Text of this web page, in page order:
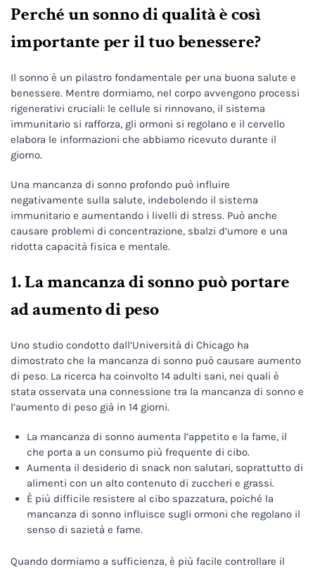
Perché un sonno di qualità è così
importante per il tuo benessere?
Il sonno è un pilastro fondamentale per una buona salute e
benessere. Mentre dormiamo, nel corpo avvengono processi
rigenerativi cruciali: le cellule si rinnovano, il sistema
immunitario si rafforza, gli ormoni si regolano e il cervello
elabora le informazioni che abbiamo ricevuto durante il
giorno.
Una mancanza di sonno profondo può influire
negativamente sulla salute, indebolendo il sistema
immunitario e aumentando i livelli di stress. Può anche
causare problemi di concentrazione, sbalzi d’umore e una
ridotta capacità fisica e mentale.
1. La mancanza di sonno può portare
ad aumento di peso
Uno studio condotto dall’Università di Chicago ha
dimostrato che la mancanza di sonno può causare aumento
di peso. La ricerca ha coinvolto 14 adulti sani, nei quali è
stata osservata una connessione tra la mancanza di sonno e
l’aumento di peso già in 14 giorni.
La mancanza di sonno aumenta l’appetito e la fame, il
che porta a un consumo più frequente di cibo.
Aumenta il desiderio di snack non salutari, soprattutto di
alimenti con un alto contenuto di zuccheri e grassi.
È più difficile resistere al cibo spazzatura, poiché la
mancanza di sonno influisce sugli ormoni che regolano il
senso di sazietà e fame.
Quando dormiamo a sufficienza, è più facile controllare il